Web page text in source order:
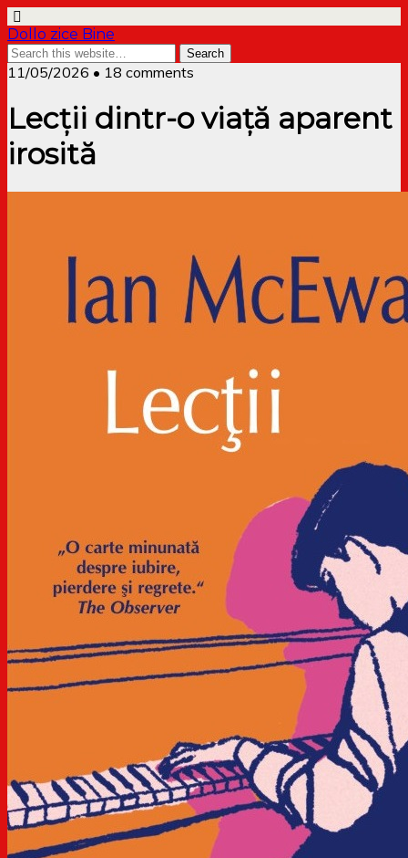
Dollo zice Bine
11/05/2026 • 18 comments
Lecții dintr-o viață aparent
irosită